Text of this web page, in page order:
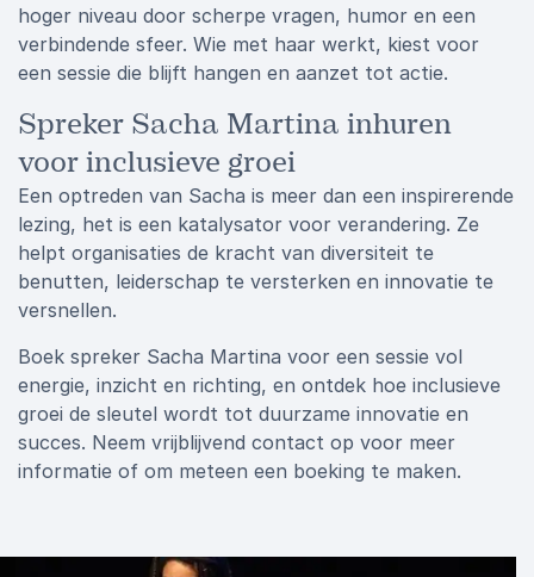
hoger niveau door scherpe vragen, humor en een
verbindende sfeer. Wie met haar werkt, kiest voor
een sessie die blijft hangen en aanzet tot actie.
Spreker Sacha Martina inhuren
voor inclusieve groei
Een optreden van Sacha is meer dan een inspirerende
lezing, het is een katalysator voor verandering. Ze
helpt organisaties de kracht van diversiteit te
benutten, leiderschap te versterken en innovatie te
versnellen.
Boek spreker Sacha Martina voor een sessie vol
energie, inzicht en richting, en ontdek hoe inclusieve
groei de sleutel wordt tot duurzame innovatie en
succes. Neem vrijblijvend contact op voor meer
informatie of om meteen een boeking te maken.